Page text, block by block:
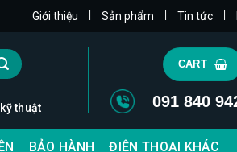
Giới thiệu Sản phẩm Tin tức
thuật
CART
091 840
BẢO HÀNH ĐIỆN THOẠI KHÁC